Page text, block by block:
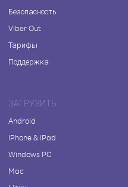
Безопасность
Viber Out
Тарифы
Поддержка
ЗАГРУЗИТЬ
Android
iPhone & iPad
Windows PC
Mac